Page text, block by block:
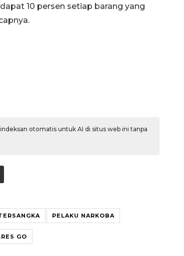
10 persen setiap barang yang
otomatis untuk AI di situs web ini tanpa
PELAKU NARKOBA
GO